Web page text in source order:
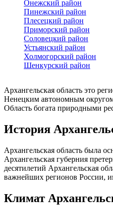
Онежский район
Пинежский район
Плесецкий район
Приморский район
Соловецкий район
Устьянский район
Холмогорский район
Шенкурский район
Архангельская область это
Ненецким автономным
Область богата природными
История
Архангельская область была
Архангельская губерния
десятилетий Архангельская
важнейших регионов России,
Климат